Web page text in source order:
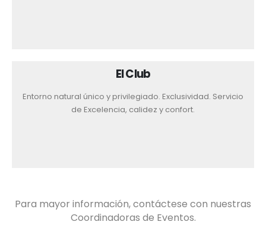
El Club
Entorno natural único y privilegiado. Exclusividad. Servicio
de Excelencia, calidez y confort.
Para mayor información, contáctese con nuestras
Coordinadoras de Eventos.